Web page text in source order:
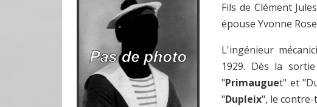
Fils de Clément
épouse Yvonne
L'ingénieur
1929. Dès la
"Primauguet" et
"Dupleix", le